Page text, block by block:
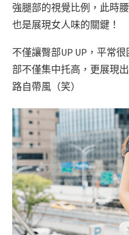
強腿部的視覺比例，此時
也是展現女人味的關鍵！
不僅讓臀部UP UP，平常
部不僅集中托高，更展現
路自帶風（笑）